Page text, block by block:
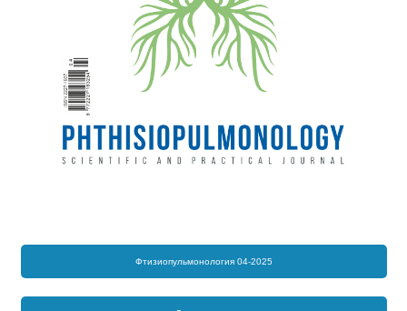
Фтизиопульмонология 04-2025